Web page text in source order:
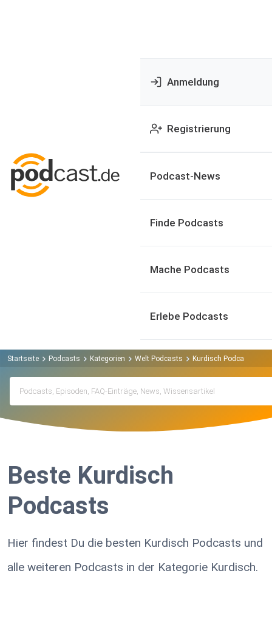
Anmeldung
Registrierung
Podcast-News
Finde Podcasts
Mache Podcasts
Erlebe Podcasts
Startseite Podcasts Kategorien Welt Podcasts Kurdisch Podcasts
Beste Kurdisch
Podcasts
Hier findest Du die besten Kurdisch Podcasts und
alle weiteren Podcasts in der Kategorie Kurdisch.